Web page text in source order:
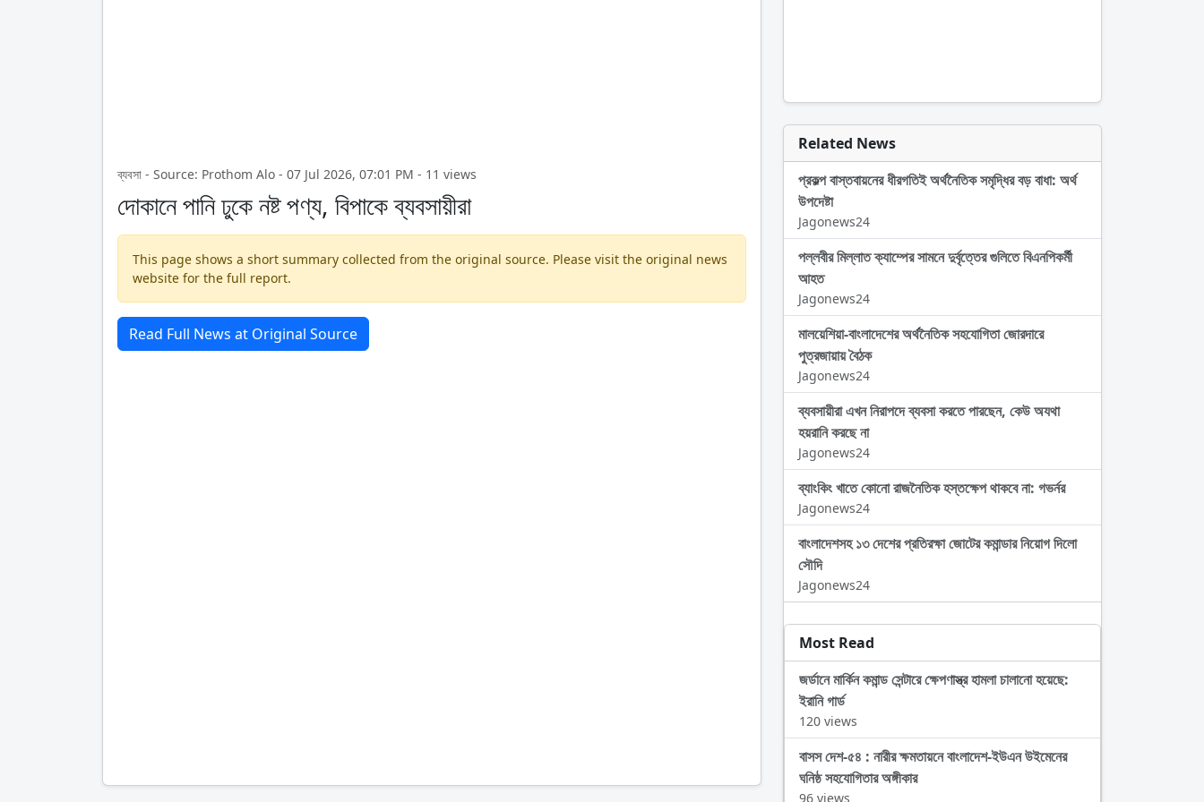
ব্যবসা - Source: Prothom Alo - 07 Jul 2026, 07:01 PM - 11 views
দোকানে পানি ঢুকে নষ্ট পণ্য, বিপাকে ব্যবসায়ীরা
This page shows a short summary collected from the original source. Please visit the original news
website for the full report.
Read Full News at Original Source
Related News
প্রকল্প বাস্তবায়নের ধীরগতিই অর্থনৈতিক সমৃদ্ধির বড় বাধা: অর্থ
উপদেষ্টা
Jagonews24
পল্লবীর মিল্লাত ক্যাম্পের সামনে দুর্বৃত্তের গুলিতে বিএনপিকর্মী
আহত
Jagonews24
মালয়েশিয়া-বাংলাদেশের অর্থনৈতিক সহযোগিতা জোরদারে
পুত্রজায়ায় বৈঠক
Jagonews24
ব্যবসায়ীরা এখন নিরাপদে ব্যবসা করতে পারছেন, কেউ অযথা
হয়রানি করছে না
Jagonews24
ব্যাংকিং খাতে কোনো রাজনৈতিক হস্তক্ষেপ থাকবে না: গভর্নর
Jagonews24
বাংলাদেশসহ ১৩ দেশের প্রতিরক্ষা জোটের কমান্ডার নিয়োগ দিলো
সৌদি
Jagonews24
Most Read
জর্ডানে মার্কিন কমান্ড সেন্টারে ক্ষেপণাস্ত্র হামলা চালানো হয়েছে:
ইরানি গার্ড
120 views
বাসস দেশ-৫৪ : নারীর ক্ষমতায়নে বাংলাদেশ-ইউএন উইমেনের
ঘনিষ্ঠ সহযোগিতার অঙ্গীকার
96 views